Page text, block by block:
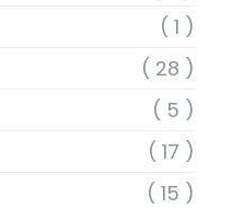
( 1 )
( 28 )
( 5 )
( 17 )
( 15 )